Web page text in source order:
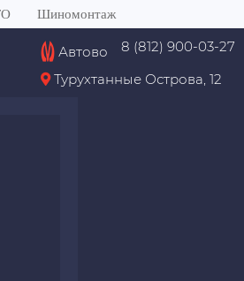
Шиномонтаж
Автово
8 (812) 900-03-27
Турухтанные Острова, 12